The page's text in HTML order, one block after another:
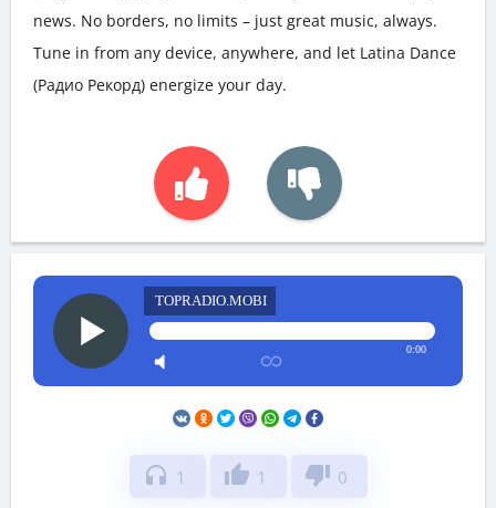
news. No borders, no limits – just great music, always.
Tune in from any device, anywhere, and let Latina Dance
(Радио Рекорд) energize your day.
TOPRADIO.MOBI
0:00
headphones 1 thumb_up 1 thumb_down 0